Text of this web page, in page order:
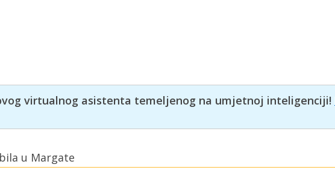
virtualnog asistenta temeljenog na umjetnoj inteligenciji!
u Margate